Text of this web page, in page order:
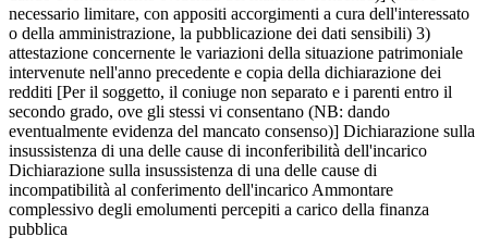
necessario limitare, con appositi accorgimenti a cura dell'interessato
o della amministrazione, la pubblicazione dei dati sensibili) 3)
attestazione concernente le variazioni della situazione patrimoniale
intervenute nell'anno precedente e copia della dichiarazione dei
redditi [Per il soggetto, il coniuge non separato e i parenti entro il
secondo grado, ove gli stessi vi consentano (NB: dando
eventualmente evidenza del mancato consenso)] Dichiarazione sulla
insussistenza di una delle cause di inconferibilità dell'incarico
Dichiarazione sulla insussistenza di una delle cause di
incompatibilità al conferimento dell'incarico Ammontare
complessivo degli emolumenti percepiti a carico della finanza
pubblica